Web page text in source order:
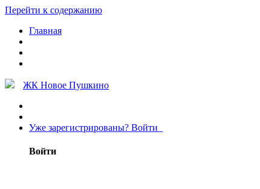
Перейти к содержанию
Главная
ЖК Новое Пушкино
Уже зарегистрированы? Войти
Войти